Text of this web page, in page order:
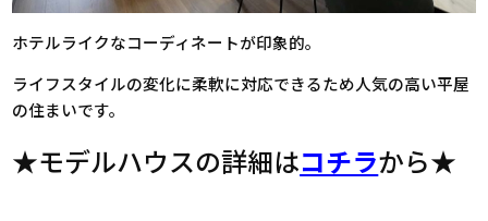
ホテルライクなコーディネートが印象的。
ライフスタイルの変化に柔軟に対応できるため人気の高い平屋
の住まいです。
★モデルハウスの詳細はコチラから★